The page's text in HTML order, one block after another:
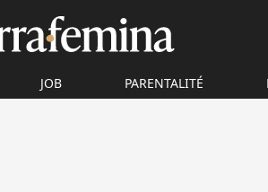
JOB PARENTALITÉ